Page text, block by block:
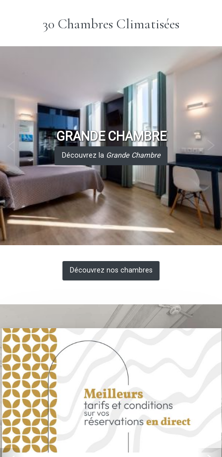
30 Chambres Climatisées
GRANDE CHAMBRE
Découvrez la Grande Chambre
Découvrez nos chambres